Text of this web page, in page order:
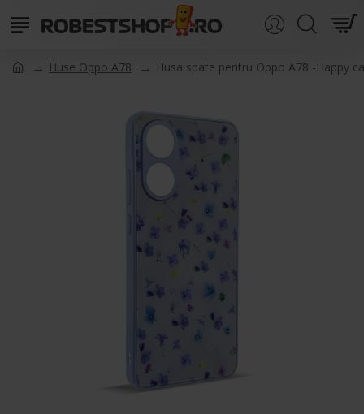
Huse Oppo A78 Husa spate pentru Oppo A78 -Happy